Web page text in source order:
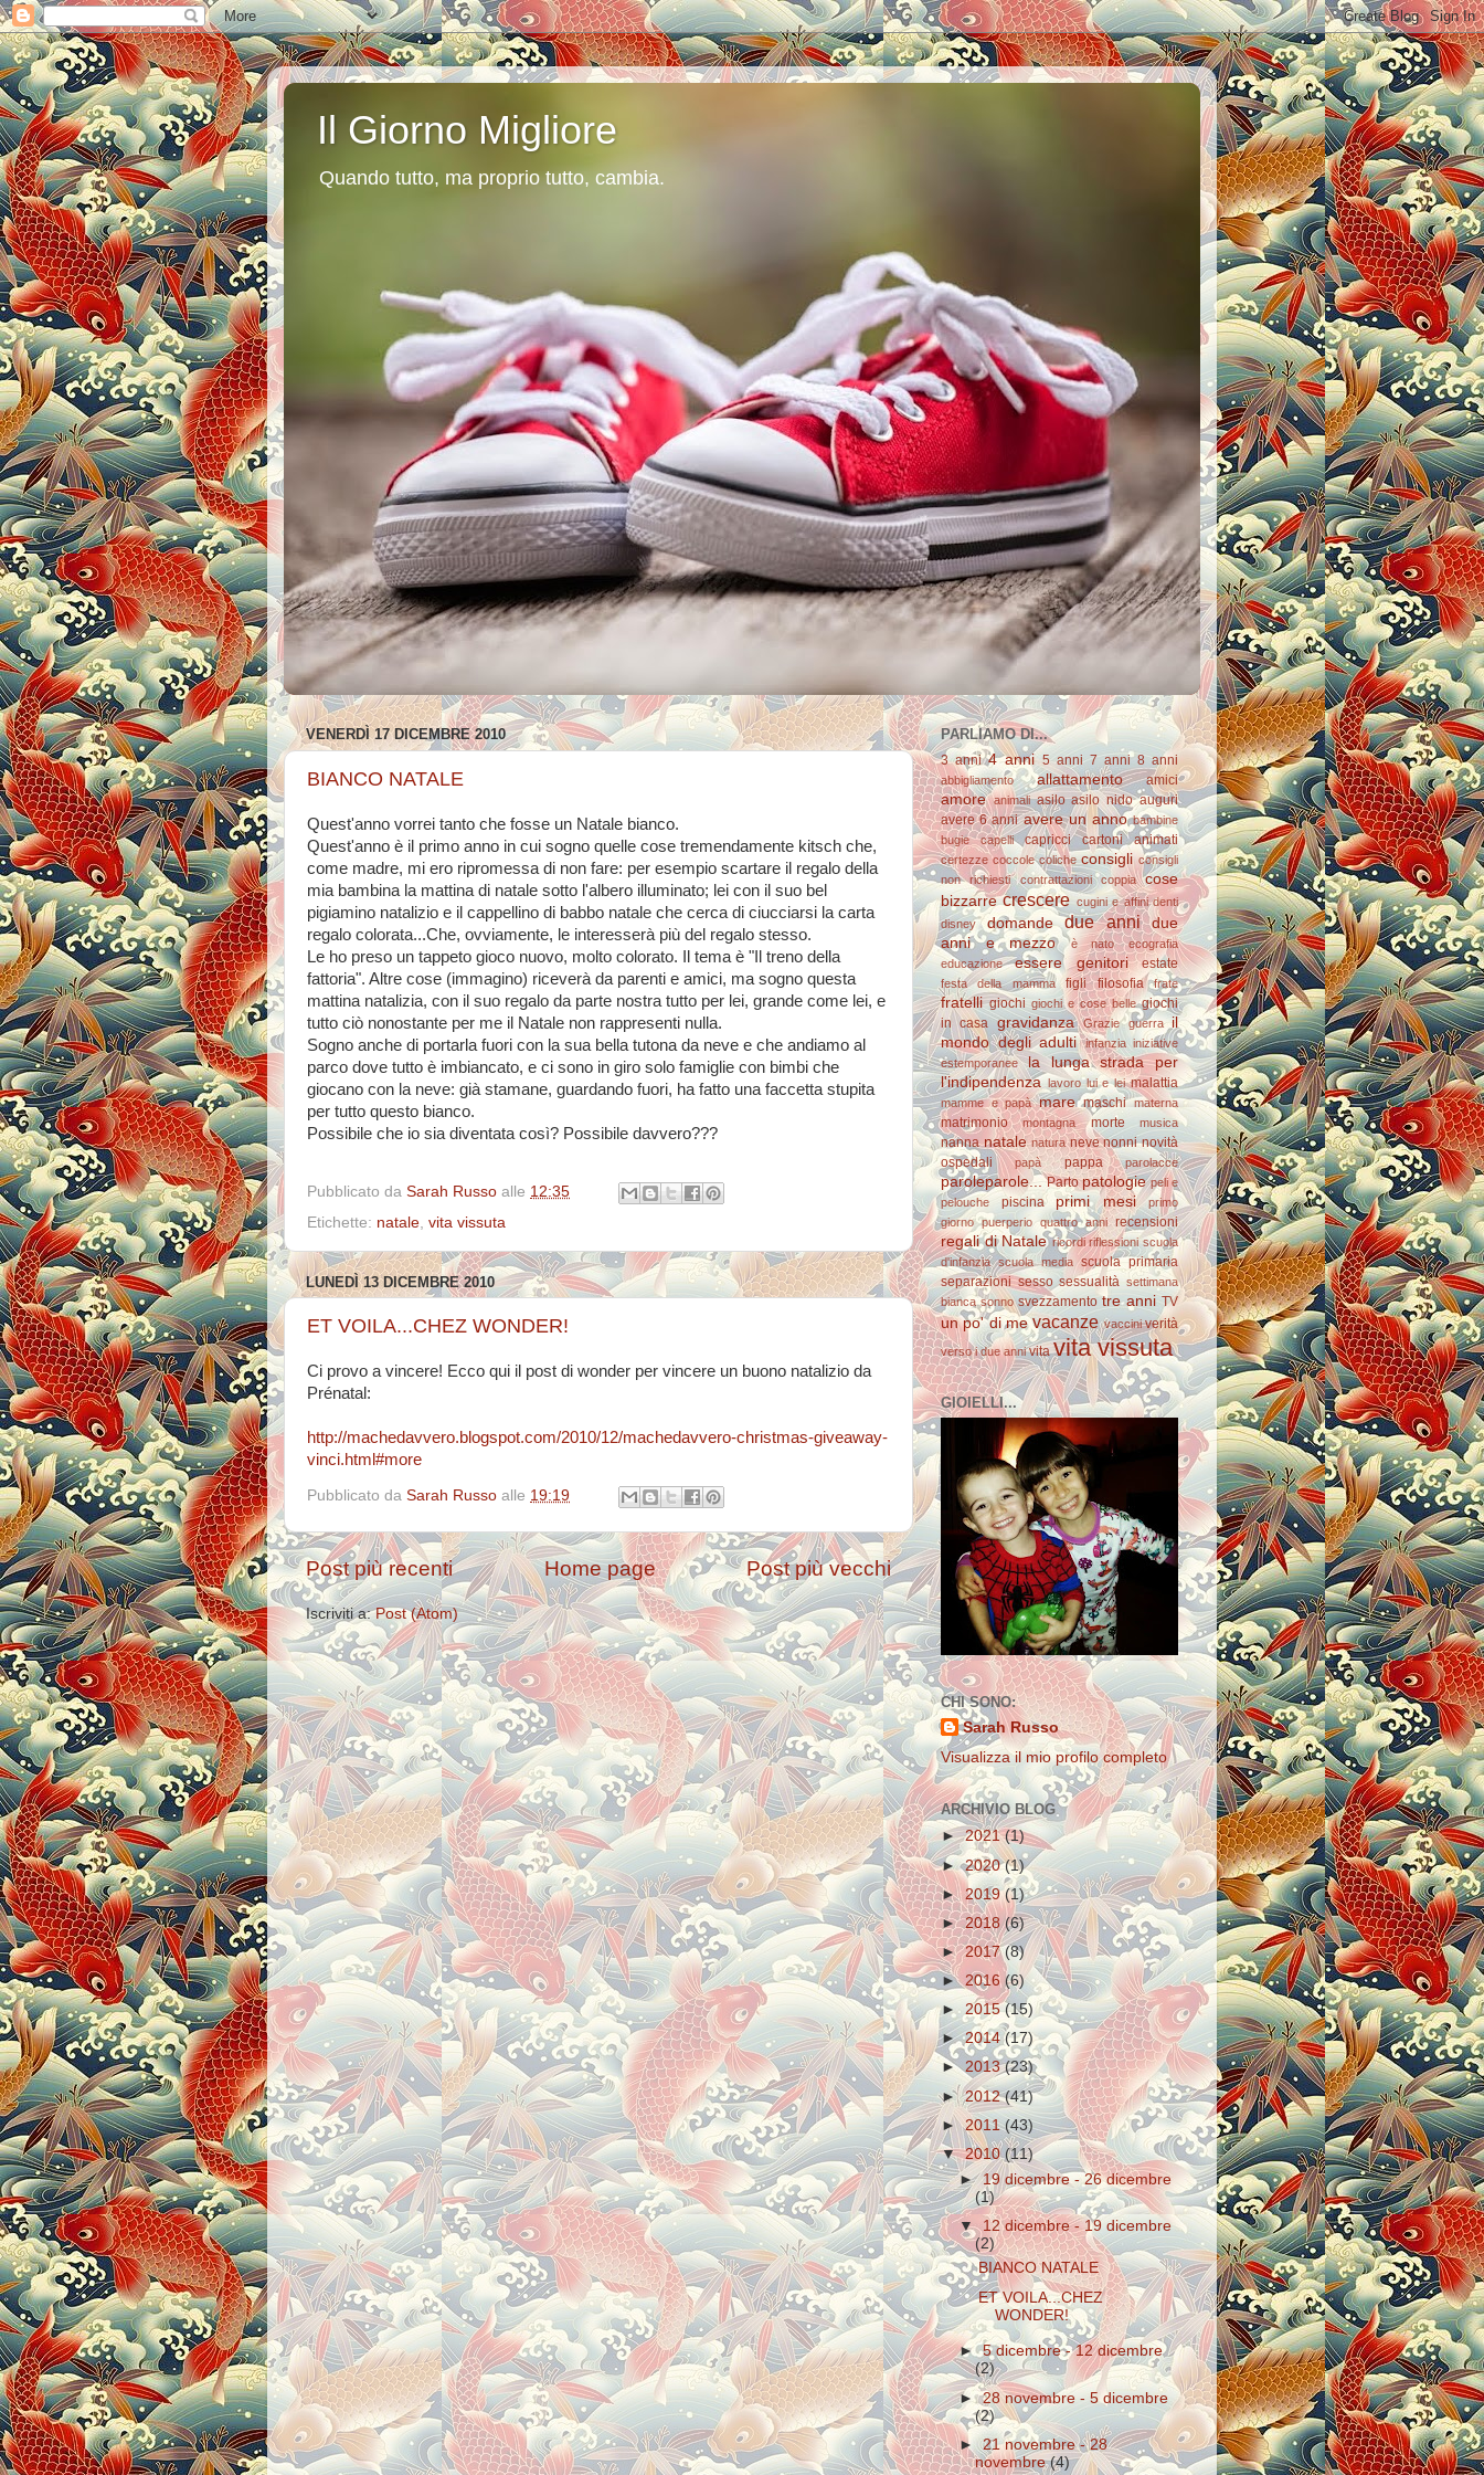
Il Giorno Migliore
Quando tutto, ma proprio tutto, cambia.
VENERDÌ 17 DICEMBRE 2010
BIANCO NATALE
Quest'anno vorrei tanto che fosse un Natale bianco.
Quest'anno è il primo anno in cui sogno quelle cose tremendamente kitsch che,
come madre, mi ero ripromessa di non fare: per esempio scartare il regalo della
mia bambina la mattina di natale sotto l'albero illuminato; lei con il suo bel
pigiamino natalizio e il cappellino di babbo natale che cerca di ciucciarsi la carta
regalo colorata...Che, ovviamente, le interesserà più del regalo stesso.
Le ho preso un tappeto gioco nuovo, molto colorato. Il tema è "Il treno della
fattoria". Altre cose (immagino) riceverà da parenti e amici, ma sogno questa
mattina natalizia, con il suo regalo da parte nostra tutto per lei, grande come lei, e
tutto ciò nonostante per me il Natale non rappresenti nulla.
Sogno anche di portarla fuori con la sua bella tutona da neve e che andiamo al
parco dove tutto è imbiancato, e ci sono in giro solo famiglie con bimbi che
giocano con la neve: già stamane, guardando fuori, ha fatto una faccetta stupita
per tutto questo bianco.
Possibile che io sia diventata così? Possibile davvero???
Pubblicato da Sarah Russo alle 12:35
Etichette: natale vita vissuta
LUNEDÌ 13 DICEMBRE 2010
ET VOILA...CHEZ WONDER!
Ci provo a vincere! Ecco qui il post di wonder per vincere un buono natalizio da
Prénatal:
http://machedavvero.blogspot.com/2010/12/machedavvero-christmas-giveaway-
vinci.html#more
Pubblicato da Sarah Russo alle 19:19
Post più recenti Post più vecchi
Home page
Iscriviti a:Post (Atom)
PARLIAMO DI...
3 anni 4 anni 5 anni 7 anni 8 anni
abbigliamento allattamento amici
amore animali asilo asilo nido auguri
avere 6 anni avere un anno bambine
bugie
capelli capricci cartoni animati
certezze coccole coliche consigli consigli
non richiesti
contrattazioni coppia
cose
bizzarre crescere cugini e affini denti
disney
domande due anni
due
anni e mezzo
è nato
ecografia
educazione
essere genitori estate
festa della mamma figli filosofia frate
fratelli giochi giochi e cose belle giochi
in casa
gravidanza Grazie guerra
il
mondo degli adulti
infanzia iniziative
estemporanee
la lunga strada per
l'indipendenza lavoro lui e lei malattia
mamme e papà mare maschi materna
matrimonio montagna morte musica
nanna natale natura neve nonni novità
ospedali
papà pappa parolacce
paroleparole... Parto patologie peli e
pelouche
piscina primi mesi
primo
giorno puerperio quattro anni recensioni
regali di Natale ricordi riflessioni scuola
d'infanzia scuola media scuola primaria
separazioni sesso sessualità settimana
bianca sonno svezzamento tre anni TV
un po' di me vacanze vaccini verità
verso i due anni vita vita vissuta
GIOIELLI...
CHI SONO:
Sarah Russo
Visualizza il mio profilo completo
ARCHIVIO BLOG
►2021(1)
►2020(1)
► 2019(1)
►2018(6)
►2017(8)
►2016 (6)
► 2015(15)
►2014(17)
►2013(23)
►2012(41)
►2011(43)
▼2010 (11)
►19 dicembre - 26 dicembre
(1)
▼ 12 dicembre - 19 dicembre
(2)
BIANCO NATALE
ET VOILA...CHEZ
WONDER!
►5 dicembre - 12 dicembre
(2)
►28 novembre - 5 dicembre
(2)
►21 novembre - 28
novembre(4)